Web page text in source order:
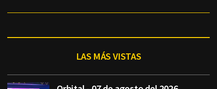
LAS MÁS VISTAS